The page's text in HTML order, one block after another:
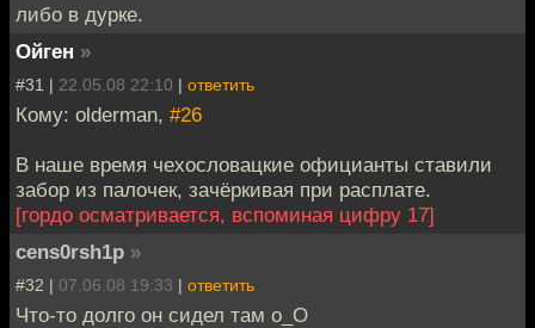
либо в дурке.
Ойген »
#31 | 22.05.08 22:10 | ответить
Кому: olderman, #26
В наше время чехословацкие официанты ставили
забор из палочек, зачёркивая при расплате.
[гордо осматривается, вспоминая цифру 17]
cens0rsh1p »
#32 | 07.06.08 19:33 | ответить
Что-то долго он сидел там о_О